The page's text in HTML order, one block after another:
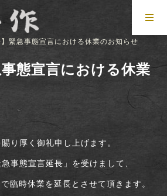
】緊急事態宣言における休業のお知らせ
事態宣言における休業
り厚く御礼申し上げます。
事態宣言延長」を受けまして、
臨時休業を延長とさせて頂きます。